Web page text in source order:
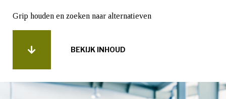
Grip houden en zoeken naar alternatieven
BEKIJK INHOUD